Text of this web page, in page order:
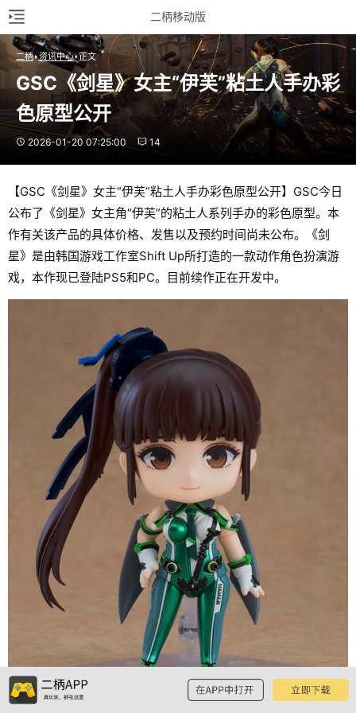
二柄移动版
二柄 资讯中心 正文
GSC《剑星》女主“伊芙”粘土人手办彩
色原型公开
2026-01-20 07:25:00 14
【GSC《剑星》女主“伊芙”粘土人手办彩色原型公开】GSC今日
公布了《剑星》女主角“伊芙”的粘土人系列手办的彩色原型。本
作有关该产品的具体价格、发售以及预约时间尚未公布。《剑
星》是由韩国游戏工作室Shift Up所打造的一款动作角色扮演游
戏，本作现已登陆PS5和PC。目前续作正在开发中。